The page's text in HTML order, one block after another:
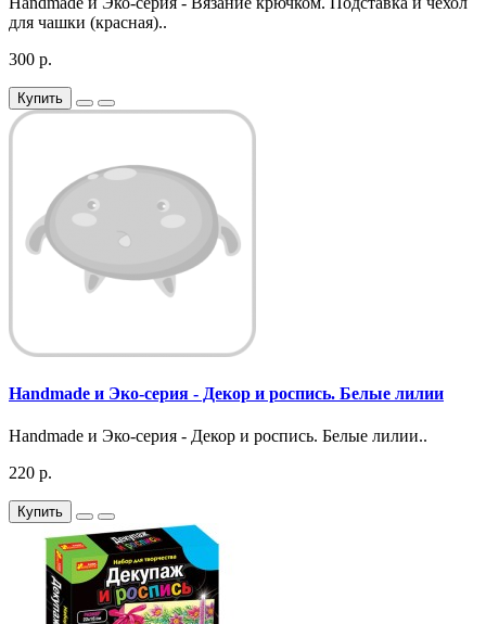
для чашки (красная)..
300 р.
Купить
Handmade и Эко-серия - Декор и роспись. Белые лилии
Handmade и Эко-серия - Декор и роспись. Белые лилии..
220 р.
Купить